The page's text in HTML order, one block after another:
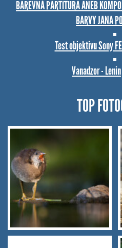
BAREVNÁ PARTITURA ANEB
BARVY JANA
Test objektivu Sony
Vanadzor -
TOP